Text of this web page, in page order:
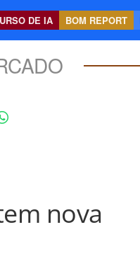
DE IA BOM REPORT
nova